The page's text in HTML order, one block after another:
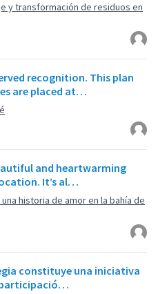
y transformación de residuos en
recognition. This plan
are placed at…
and heartwarming
It’s al…
historia de amor en la bahía de
constituye una iniciativa